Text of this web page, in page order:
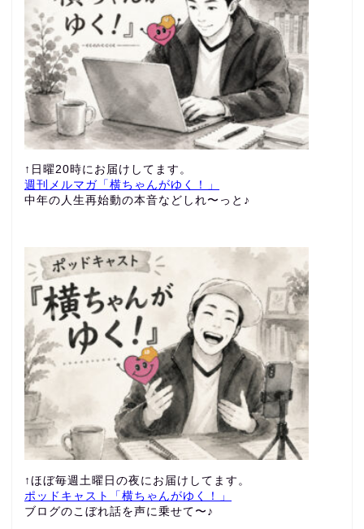
↑日曜20時にお届けしてます。
週刊メルマガ「横ちゃんがゆく！」
中年の人生再始動の本音などしれ〜っと♪
↑ほぼ毎週土曜日の夜にお届けしてます。
ポッドキャスト「横ちゃんがゆく！」
ブログのこぼれ話を声に乗せて〜♪